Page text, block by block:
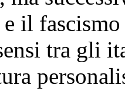
il
tra gli